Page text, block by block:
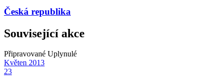
Česká republika
Související akce
Připravované Uplynulé
Květen 2013
23